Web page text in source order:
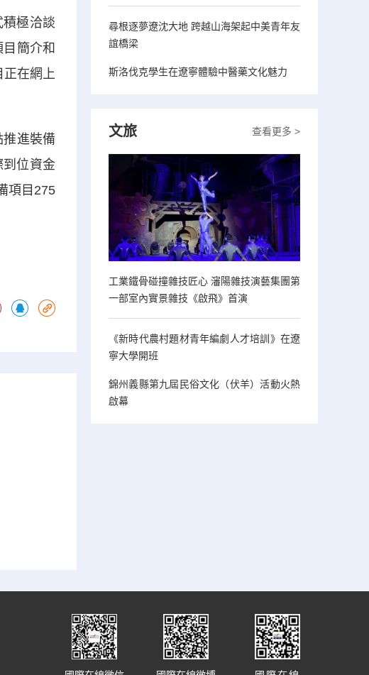
極洽談
簡介和
正在網上
進裝備
位資金
項目275
尋根逐夢遼沈大地 跨越山海架起中美青年友
誼橋梁
斯洛伐克學生在遼寧體驗中醫藥文化魅力
查看更多 >
文旅
工業鐵骨碰撞雜技匠心 瀋陽雜技演藝集團第
一部室內實景雜技《啟飛》首演
《新時代農村題材青年編劇人才培訓》在遼
寧大學開班
錦州義縣第九屆民俗文化（伏羊）活動火熱
啟幕